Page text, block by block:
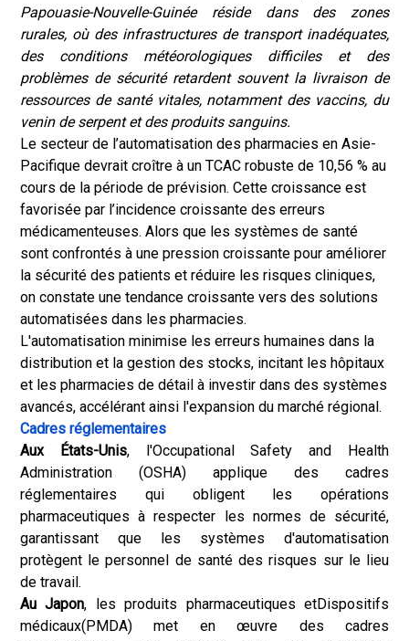
Papouasie-Nouvelle-Guinée réside dans des zones
rurales, où des infrastructures de transport inadéquates,
des conditions météorologiques difficiles et des
problèmes de sécurité retardent souvent la livraison de
ressources de santé vitales, notamment des vaccins, du
venin de serpent et des produits sanguins.
Le secteur de l’automatisation des pharmacies en Asie-
Pacifique devrait croître à un TCAC robuste de 10,56 % au
cours de la période de prévision. Cette croissance est
favorisée par l’incidence croissante des erreurs
médicamenteuses. Alors que les systèmes de santé
sont confrontés à une pression croissante pour améliorer
la sécurité des patients et réduire les risques cliniques,
on constate une tendance croissante vers des solutions
automatisées dans les pharmacies.
L'automatisation minimise les erreurs humaines dans la
distribution et la gestion des stocks, incitant les hôpitaux
et les pharmacies de détail à investir dans des systèmes
avancés, accélérant ainsi l'expansion du marché régional.
Cadres réglementaires
Aux États-Unis, l'Occupational Safety and Health
Administration (OSHA) applique des cadres
réglementaires qui obligent les opérations
pharmaceutiques à respecter les normes de sécurité,
garantissant que les systèmes d'automatisation
protègent le personnel de santé des risques sur le lieu
de travail.
Au Japon, les produits pharmaceutiques etDispositifs
médicaux(PMDA) met en œuvre des cadres